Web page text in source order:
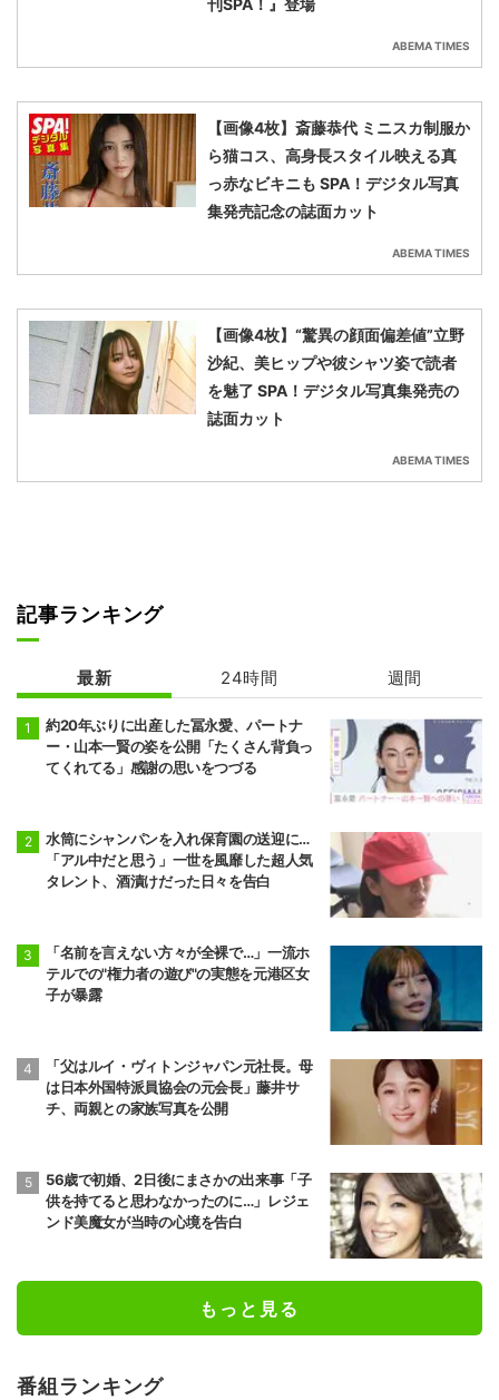
刊SPA！』登場
ABEMA TIMES
【画像4枚】斎藤恭代 ミニスカ制服か
ら猫コス、高身長スタイル映える真
っ赤なビキニも SPA！デジタル写真
集発売記念の誌面カット
ABEMA TIMES
【画像4枚】“驚異の顔面偏差値”立野
沙紀、美ヒップや彼シャツ姿で読者
を魅了 SPA！デジタル写真集発売の
誌面カット
ABEMA TIMES
記事ランキング
最新 24時間 週間
約20年ぶりに出産した冨永愛、パートナ
ー・山本一賢の姿を公開「たくさん背負っ
てくれてる」感謝の思いをつづる
水筒にシャンパンを入れ保育園の送迎に…
「アル中だと思う」一世を風靡した超人気
タレント、酒漬けだった日々を告白
「名前を言えない方々が全裸で…」一流ホ
テルでの"権力者の遊び"の実態を元港区女
子が暴露
「父はルイ・ヴィトンジャパン元社長。母
は日本外国特派員協会の元会長」藤井サ
チ、両親との家族写真を公開
56歳で初婚、2日後にまさかの出来事「子
供を持てると思わなかったのに…」レジェ
ンド美魔女が当時の心境を告白
もっと見る
番組ランキング